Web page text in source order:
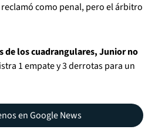
como penal, pero el árbitro
de los cuadrangulares, Junior no
1 empate y 3 derrotas para un
en Google News